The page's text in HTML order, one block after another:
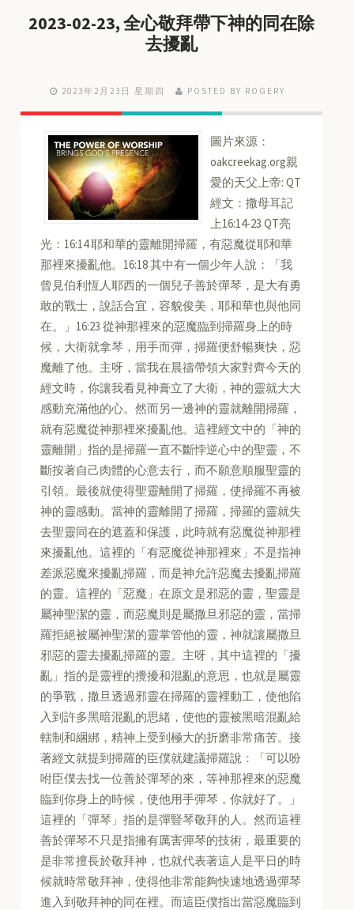
2023-02-23, 全心敬拜帶下神的同在除
去擾亂
2023年2月23日 星期四 POSTED BY ROGERY
圖片來源：
oakcreekag.org親
愛的天父上帝: QT
經文：撒母耳記
上16:14-23 QT亮
光：16:14 耶和華的靈離開掃羅，有惡魔從耶和華
那裡來擾亂他。16:18 其中有一個少年人說：「我
曾見伯利恆人耶西的一個兒子善於彈琴，是大有勇
敢的戰士，說話合宜，容貌俊美，耶和華也與他同
在。」16:23 從神那裡來的惡魔臨到掃羅身上的時
候，大衛就拿琴，用手而彈，掃羅便舒暢爽快，惡
魔離了他。主呀，當我在晨禱帶領大家對齊今天的
經文時，你讓我看見神膏立了大衛，神的靈就大大
感動充滿他的心。然而另一邊神的靈就離開掃羅，
就有惡魔從神那裡來擾亂他。這裡經文中的「神的
靈離開」指的是掃羅一直不斷悖逆心中的聖靈，不
斷按著自己肉體的心意去行，而不願意順服聖靈的
引領。最後就使得聖靈離開了掃羅，使掃羅不再被
神的靈感動。當神的靈離開了掃羅，掃羅的靈就失
去聖靈同在的遮蓋和保護，此時就有惡魔從神那裡
來擾亂他。這裡的「有惡魔從神那裡來」不是指神
差派惡魔來擾亂掃羅，而是神允許惡魔去擾亂掃羅
的靈。這裡的「惡魔」在原文是邪惡的靈，聖靈是
屬神聖潔的靈，而惡魔則是屬撒旦邪惡的靈，當掃
羅拒絕被屬神聖潔的靈掌管他的靈，神就讓屬撒旦
邪惡的靈去擾亂掃羅的靈。主呀，其中這裡的「擾
亂」指的是靈裡的攪擾和混亂的意思，也就是屬靈
的爭戰，撒旦透過邪靈在掃羅的靈裡動工，使他陷
入到許多黑暗混亂的思緒，使他的靈被黑暗混亂給
轄制和綑綁，精神上受到極大的折磨非常痛苦。接
著經文就提到掃羅的臣僕就建議掃羅說：「可以吩
咐臣僕去找一位善於彈琴的來，等神那裡來的惡魔
臨到你身上的時候，使他用手彈琴，你就好了。」
這裡的「彈琴」指的是彈豎琴敬拜的人。然而這裡
善於彈琴不只是指擁有厲害彈琴的技術，最重要的
是非常擅長於敬拜神，也就代表著這人是平日的時
候就時常敬拜神，使得他非常能夠快速地透過彈琴
進入到敬拜神的同在裡。而這臣僕指出當惡魔臨到